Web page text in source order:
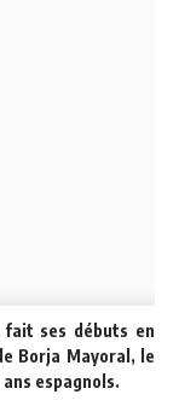
fait ses débuts en
Borja Mayoral, le
espagnols.